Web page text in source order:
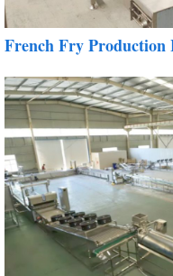
French Fry Production